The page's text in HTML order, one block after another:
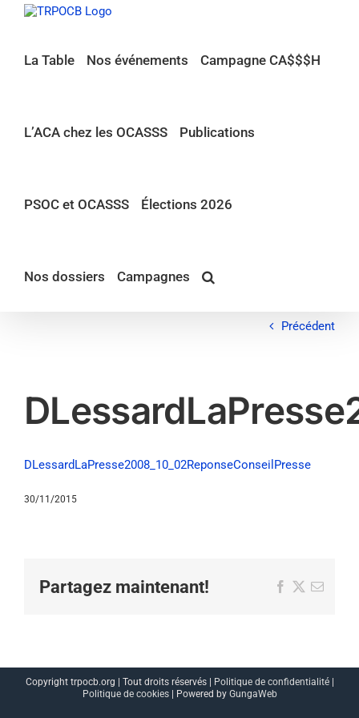
Passer
La Table Nos événements Campagne CA$$$H
L’ACA chez les OCASSS Publications
PSOC et OCASSS Élections 2026
Nos dossiers Campagnes
Précédent
DLessardLaPresse2008_10_02ReponseConseilPresse
30/11/2015
Partagez maintenant! Facebook
X Email
Copyright trpocb.org | Tout droits réservés | Politique de confidentialité|
Politique de cookies| Powered by GungaWeb